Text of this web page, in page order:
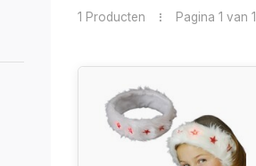
1 Producten Pagina 1 van 1